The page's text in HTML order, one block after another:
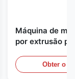
Máquina de
por extrusão
equipamento
moldagem por
Obter o